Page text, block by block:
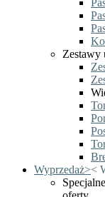
Zestawy
Wyprzedaż><
Specjalne